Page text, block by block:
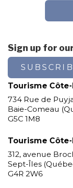
Sign up for
Tourisme
734 Rue de
Baie-Comeau
G5C 1M8
Tourisme
312, avenue
Sept-Îles
G4R 2W6